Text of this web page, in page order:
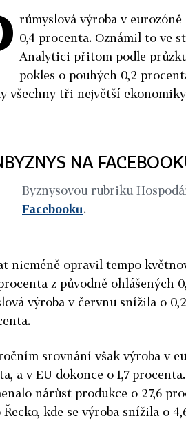
růmyslová výroba v
0,4 procenta. Oznámil to ve
Analytici přitom podle
pokles o pouhých 0,2
všechny tři největší
NA
Byznysovou rubriku
Facebooku.
nicméně opravil tempo
z původně ohlášených
výroba v červnu snížila o
srovnání však výroba v
a v EU dokonce o 1,7
nárůst produkce o 27,6
kde se výroba snížila o